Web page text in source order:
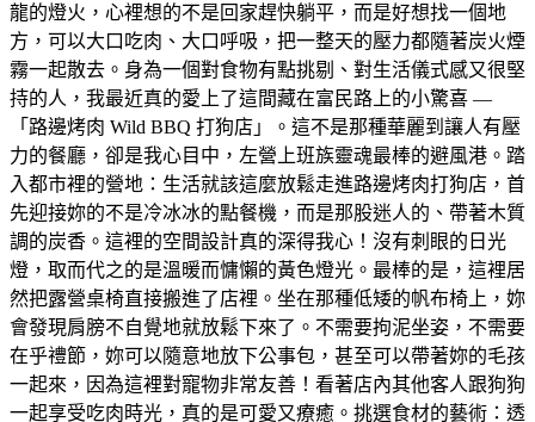
龍的燈火，心裡想的不是回家趕快躺平，而是好想找一個地
方，可以大口吃肉、大口呼吸，把一整天的壓力都隨著炭火煙
霧一起散去。身為一個對食物有點挑剔、對生活儀式感又很堅
持的人，我最近真的愛上了這間藏在富民路上的小驚喜 —
「路邊烤肉 Wild BBQ 打狗店」。這不是那種華麗到讓人有壓
力的餐廳，卻是我心目中，左營上班族靈魂最棒的避風港。踏
入都市裡的營地：生活就該這麼放鬆走進路邊烤肉打狗店，首
先迎接妳的不是冷冰冰的點餐機，而是那股迷人的、帶著木質
調的炭香。這裡的空間設計真的深得我心！沒有刺眼的日光
燈，取而代之的是溫暖而慵懶的黃色燈光。最棒的是，這裡居
然把露營桌椅直接搬進了店裡。坐在那種低矮的帆布椅上，妳
會發現肩膀不自覺地就放鬆下來了。不需要拘泥坐姿，不需要
在乎禮節，妳可以隨意地放下公事包，甚至可以帶著妳的毛孩
一起來，因為這裡對寵物非常友善！看著店內其他客人跟狗狗
一起享受吃肉時光，真的是可愛又療癒。挑選食材的藝術：透